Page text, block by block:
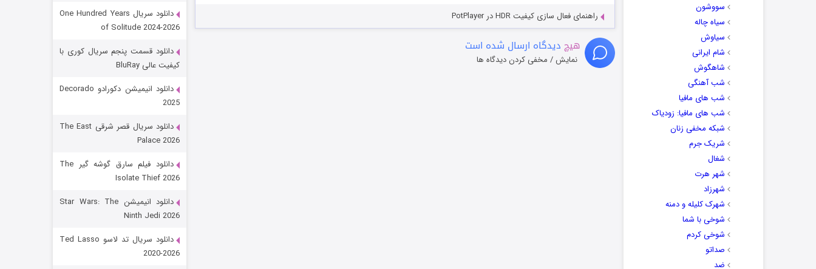
سووشون
سیاه چاله
سیاوش
شام ایرانی
شاهگوش
شب آهنگی
شب های مافیا
شب های مافیا: زودیاک
شبکه مخفی زنان
شریک جرم
شغال
شهر هرت
شهرزاد
شهرک کلیله و دمنه
شوخی با شما
شوخی کردم
صداتو
ضد
راهنمای فعال سازی کیفیت HDR در PotPlayer
هیچ دیدگاه ارسال شده است
نمایش / مخفی کردن دیدگاه ها
رویایی برای تو
قسمت۱۵ (دوبله)
دانلود سریال One Hundred Years
of Solitude 2024-2026
دانلود قسمت پنجم سریال کوری با
کیفیت عالی BluRay
دانلود انیمیشن دکورادو Decorado
2025
دانلود سریال قصر شرقی The East
Palace 2026
دانلود فیلم سارق گوشه گیر The
Isolate Thief 2026
دانلود انیمیشن Star Wars: The
Ninth Jedi 2026
دانلود سریال تد لاسو Ted Lasso
2020-2026